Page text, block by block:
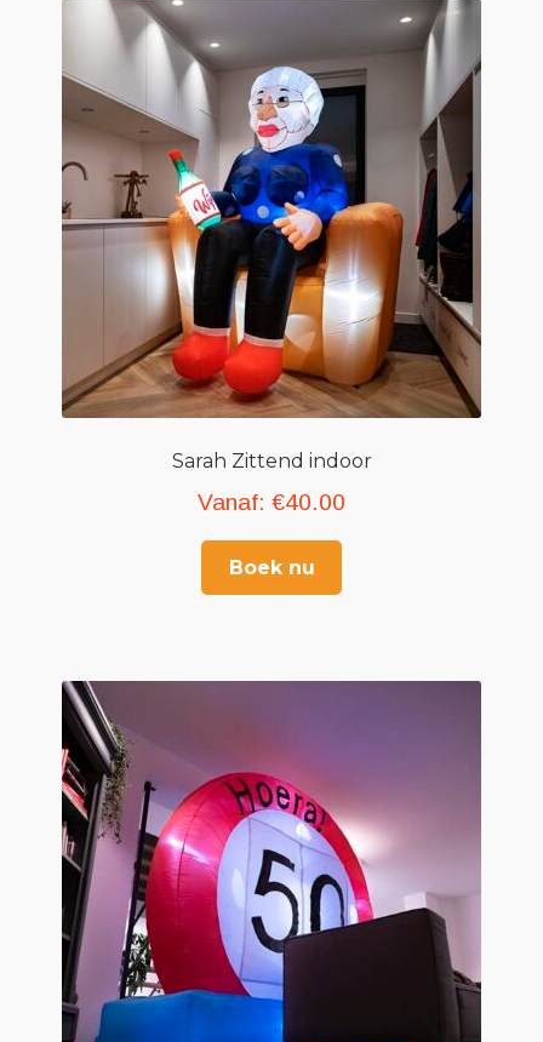
Sarah Zittend indoor
Vanaf: €40.00
Boek nu